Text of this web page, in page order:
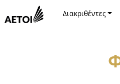
Διακριθέντες